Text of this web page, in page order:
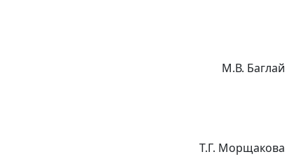
М.В. Баглай
Т.Г. Морщакова